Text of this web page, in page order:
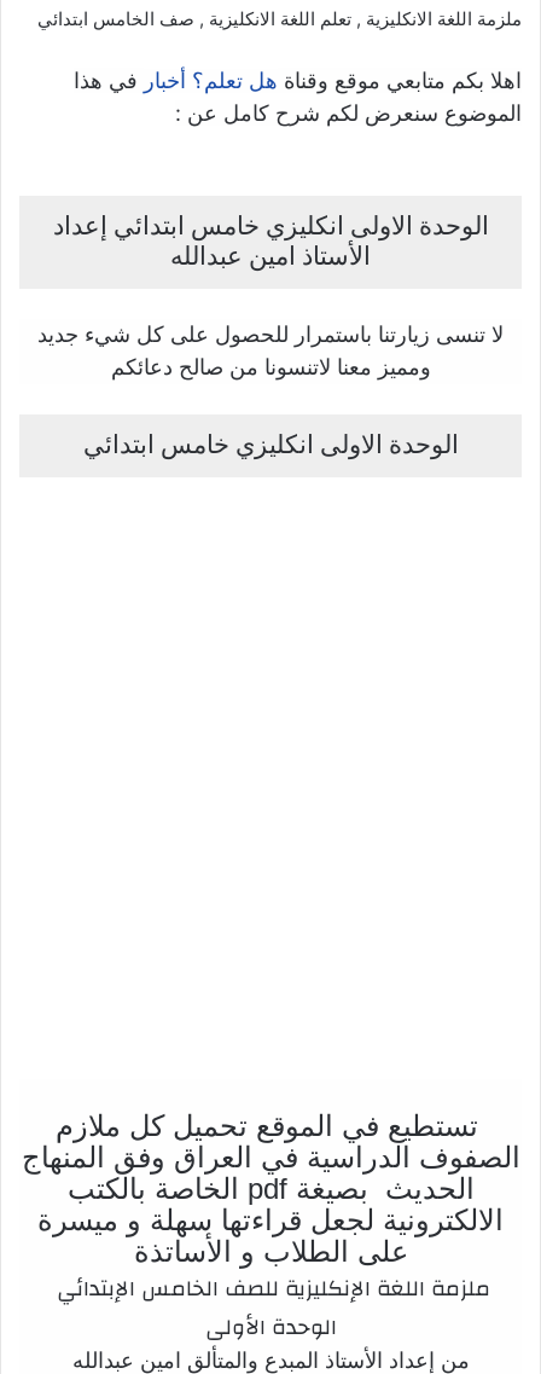
ملزمة اللغة الانكليزية , تعلم اللغة الانكليزية , صف الخامس ابتدائي
اهلا بكم متابعي موقع وقناة هل تعلم؟ أخبار في هذا
الموضوع سنعرض لكم شرح كامل عن :
الوحدة الاولى انكليزي خامس ابتدائي إعداد
الأستاذ امين عبدالله
لا تنسى زيارتنا باستمرار للحصول على كل شيء جديد
ومميز معنا لاتنسونا من صالح دعائكم
الوحدة الاولى انكليزي خامس ابتدائي
تستطيع في الموقع تحميل كل ملازم
الصفوف الدراسية في العراق وفق المنهاج
الحديث بصيغة pdf الخاصة بالكتب
الالكترونية لجعل قراءتها سهلة و ميسرة
على الطلاب و الأساتذة
ملزمة اللغة الإنكليزية للصف الخامس الإبتدائي
الوحدة الأولى
من إعداد الأستاذ المبدع والمتألق امين عبدالله